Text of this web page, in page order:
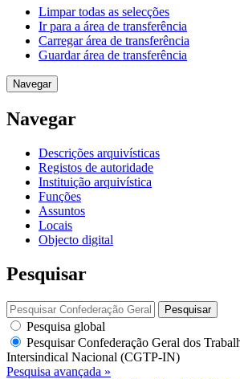
Limpar todas as selecções
Ir para a área de transferência
Carregar área de transferência
Guardar área de transferência
Navegar
Navegar
Descrições arquivísticas
Registos de autoridade
Instituição arquivística
Funções
Assuntos
Locais
Objecto digital
Pesquisar
Pesquisar
Pesquisa global
PesquisarConfederação Geral dos
Intersindical Nacional (CGTP-IN)
Pesquisa avançada »